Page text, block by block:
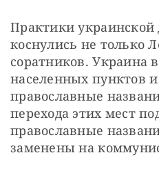
Практики
коснулись не только
соратников. Украина
населенных пунктов
православные
перехода этих мест
православные
заменены на